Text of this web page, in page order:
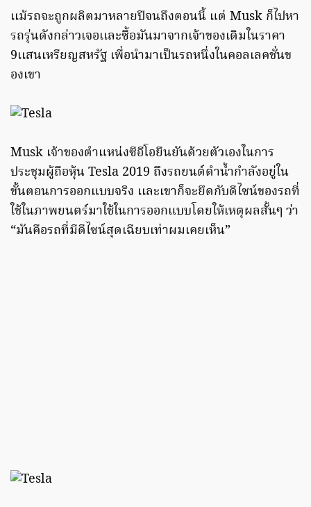
เเม้รถจะถูกผลิตมาหลายปีจนถึงตอนนี้ แต่ Musk ก็ไปหา
รถรุ่นดังกล่าวเจอเเละซื้อมันมาจากเจ้าของเดิมในราคา
9เเสนเหรียญสหรัฐ เพื่อนำมาเป็นรถหนึ่งในคอลเลคชั่นข
องเขา
Musk เจ้าของตำแหน่งซีอีโอยืนยันด้วยตัวเองในการ
ประชุมผู้ถือหุ้น Tesla 2019 ถึงรถยนต์ดำน้ำกำลังอยู่ใน
ขั้นตอนการออกแบบจริง เเละเขาก็จะยึดกับดีไซน์ของรถที่
ใช้ในภาพยนตร์มาใช้ในการออกแบบโดยให้เหตุผลสั้นๆ ว่า
“มันคือรถที่มีดีไซน์สุดเฉียบเท่าผมเคยเห็น”